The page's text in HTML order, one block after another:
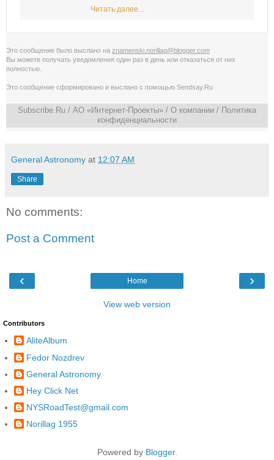
Читать далее...
Это сообщение было выслано на znamenski.norillag@blogger.com
Вы можете получать уведомления один раз в день или отказаться от них
полностью
Это сообщение сформировано и выслано с помощью Sendsay.Ru
Subscribe.Ru / АО «Интернет-Проекты» / О компании / Политика
конфиденциальности
General Astronomy at 12:07 AM
Share
No comments:
Post a Comment
‹ ›
Home
View web version
Contributors
AliteAlbum
Fedor Nozdrev
General Astronomy
Hey Click Net
NYSRoadTest@gmail.com
Norillag 1955
Powered by Blogger.